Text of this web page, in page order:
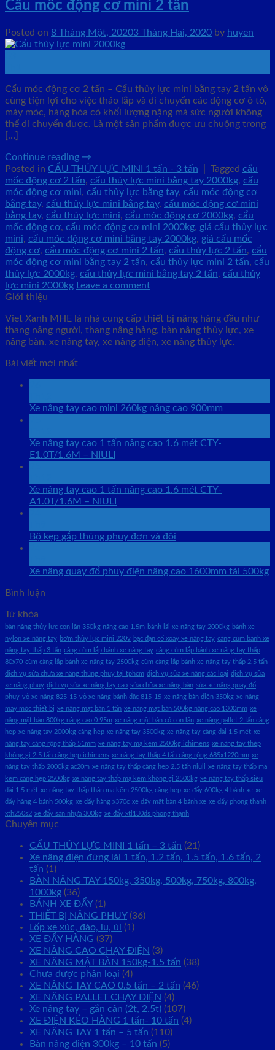
Cẩu mốc động cơ mini 2 tấn
Posted on 8 Tháng Một, 20203 Tháng Hai, 2020 by huyen
Cẩu móc động cơ 2 tấn – Cẩu thủy lực mini bằng tay 2 tấn vô
cùng tiện lợi cho việc tháo lắp và di chuyển các động cơ ô tô,
máy móc, hàng hóa có khối lượng nặng mà sức người không
thể di chuyển được. Là một sản phẩm được ưu chuộng trong
[…]
Continue reading →
Posted in CẨU THỦY LỰC MINI 1 tấn - 3 tấn Tagged cẩu
mốc động cơ 2 tấn, cẩu thủy lực mini bằng tay 2000kg, cẩu
móc động cơ mini, cẩu thủy lực bằng tay, cẩu móc động cơ
bằng tay, cẩu thủy lực mini bằng tay, cẩu móc động cơ mini
bằng tay, cẩu thủy lực mini, cẩu móc động cơ 2000kg, cẩu
mốc động cơ, cẩu móc động cơ mini 2000kg, giá cẩu thủy lực
mini, cẩu móc động cơ mini bằng tay 2000kg, giá cẩu mốc
động cơ, cẩu móc động cơ mini 2 tấn, cẩu thủy lực 2 tấn, cẩu
móc động cơ mini bằng tay 2 tấn, cẩu thủy lực mini 2 tấn, cẩu
thủy lực 2000kg, cẩu thủy lực mini bằng tay 2 tấn, cẩu thủy
lực mini 2000kg Leave a comment
Giới thiệu
Viet Xanh MHE là nhà cung cấp thiết bị nâng hàng đầu như
thang nâng người, thang nâng hàng, bàn nâng thủy lực, xe
nâng bàn, xe nâng tay, xe nâng điện, xe nâng thủy lực.
Bài viết mới nhất
Xe nâng tay cao mini 260kg nâng cao 900mm
Xe nâng tay cao 1 tấn nâng cao 1.6 mét CTY-
E1.0T/1.6M – NIULI
Xe nâng tay cao 1 tấn nâng cao 1.6 mét CTY-
A1.0T/1.6M – NIULI
Bộ kẹp gắp thùng phuy đơn và đôi
Xe nâng quay đổ phuy điện nâng cao 1600mm tải 500kg
Bình luận
Từ khóa
bàn nâng thủy lực con lăn 350kg nâng cao 1.5m bánh lái xe nâng tay 2000kg bánh xe
nylon xe nâng tay bơm thủy lực mini 220v bạc đạn cổ xoay xe nâng tay càng cùm bánh xe
nâng tay thấp 3 tấn càng cùm lắp bánh xe nâng tay càng cùm lắp bánh xe nâng tay thấp
80x70 cùm càng lắp bánh xe nâng tay 2500kg cùm càng lắp bánh xe nâng tay thấp 2.5 tấn
dịch vụ sửa chữa xe nâng thùng phuy tại tphcm dịch vụ sửa xe nâng các loại dịch vụ sửa
xe nâng phuy dịch vụ sửa xe nâng tay cao sửa chữa xe nâng bàn sửa xe nâng quay đổ
phuy vỏ xe nâng 825-15 vỏ xe nâng bánh đặc 815-15 xe nâng bàn điện 350kg xe nâng
máy móc thiết bị xe nâng mặt bàn 1 tấn xe nâng mặt bàn 500kg nâng cao 1300mm xe
nâng mặt bàn 800kg nâng cao 0.95m xe nâng mặt bàn có con lăn xe nâng pallet 2 tấn càng
hẹp xe nâng tay 2000kg càng hẹp xe nâng tay 3500kg xe nâng tay càng dài 1.5 mét xe
nâng tay càng rộng thấp 51mm xe nâng tay mạ kẽm 2500kg ichimens xe nâng tay thép
không gỉ 2.5 tấn càng hẹp ichimens xe nâng tay thấp 4 tấn càng rộng 685x1220mm xe
nâng tay thấp 2000kg ac20m xe nâng tay thấp càng hẹp 2.5 tấn niuli xe nâng tay thấp mạ
kẽm càng hẹp 2500kg xe nâng tay thấp mạ kẽm không gỉ 2500kg xe nâng tay thấp siêu
dài 1.5 mét xe nâng tay thấp thân mạ kẽm 2500kg càng hẹp xe đẩy 600kg 4 bánh xe xe
đẩy hàng 4 bánh 500kg xe đẩy hàng x370c xe đẩy mặt bàn 4 bánh xe xe đẩy phong thạnh
xth250s2 xe đẩy sàn nhựa 300kg xe đẩy xtl130ds phong thạnh
Chuyên mục
CẨU THỦY LỰC MINI 1 tấn – 3 tấn (21)
Xe nâng điện đứng lái 1 tấn, 1.2 tấn, 1.5 tấn, 1.6 tấn, 2
tấn (1)
BÀN NÂNG TAY 150kg, 350kg, 500kg, 750kg, 800kg,
1000kg (36)
BÁNH XE ĐẨY(1)
THIẾT BỊ NÂNG PHUY(36)
Lốp xe xúc, đào, lu, ủi (1)
XE ĐẨY HÀNG (37)
XE NÂNG CAO CHẠY ĐIỆN (3)
XE NÂNG MẶT BÀN 150kg-1.5 tấn (38)
Chưa được phân loại (4)
XE NÂNG TAY CAO 0.5 tấn – 2 tấn (46)
XE NÂNG PALLET CHẠY ĐIỆN (4)
Xe nâng tay – gắn cân (2t, 2.5t) (107)
XE ĐIỆN KÉO HÀNG 1 tấn- 10 tấn (4)
XE NÂNG TAY 1 tấn – 5 tấn (110)
Bàn nâng điện 300kg – 10 tấn (5)